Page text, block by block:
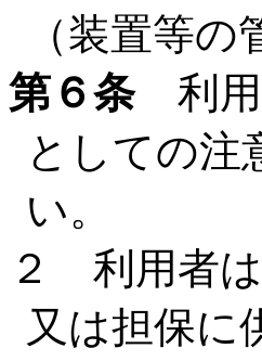
（装置等の
第６条利用
としての注
い。
２ 利用者
又は担保に